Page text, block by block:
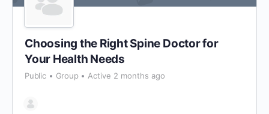
Choosing the Right Spine Doctor for
Your Health Needs
Public Group Active 2 months ago